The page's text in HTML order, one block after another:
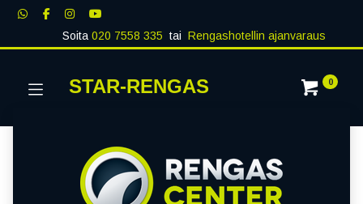
Soita020 7558 335 tai Rengashotellin ajanvaraus
STAR-RENGAS 0